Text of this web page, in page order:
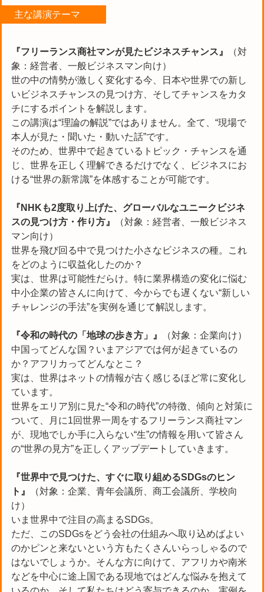
主な講演テーマ
『フリーランス商社マンが見たビジネスチャンス』
（対
象：経営者、一般ビジネスマン向け）
世の中の情勢が激しく変化する今、日本や世界での新し
いビジネスチャンスの見つけ方、そしてチャンスをカタ
チにするポイントを解説します。
この講演は“理論の解説”ではありません。全て、“現場で
本人が見た・聞いた・動いた話”です。
そのため、世界中で起きているトピック・チャンスを通
じ、世界を正しく理解できるだけでなく、ビジネスにお
ける“世界の新常識”を体感することが可能です。
『NHKも2度取り上げた、グローバルなユニークビジネ
スの見つけ方・作り方』
（対象：経営者、一般ビジネス
マン向け）
世界を飛び回る中で見つけた小さなビジネスの種。これ
をどのように収益化したのか？
実は、世界は可能性だらけ。特に業界構造の変化に悩む
中小企業の皆さんに向けて、今からでも遅くない“新しい
チャレンジの手法”を実例を通じて解説します。
『令和の時代の「地球の歩き方」』
（対象：企業向け）
中国ってどんな国？いまアジアでは何が起きているの
か？アフリカってどんなとこ？
実は、世界はネットの情報が古く感じるほど常に変化し
ています。
世界をエリア別に見た“令和の時代”の特徴、傾向と対策に
ついて、月に1回世界一周をするフリーランス商社マン
が、現地でしか手に入らない“生”の情報を用いて皆さん
の“世界の見方”を正しくアップデートしていきます。
『世界中で見つけた、すぐに取り組めるSDGsのヒン
ト』
（対象：企業、青年会議所、商工会議所、学校向
け）
いま世界中で注目の高まるSDGs。
ただ、このSDGsをどう会社の仕組みへ取り込めばよい
のかピンと来ないという方もたくさんいらっしゃるので
はないでしょうか。そんな方に向けて、アフリカや南米
などを中心に途上国である現地ではどんな悩みを抱えて